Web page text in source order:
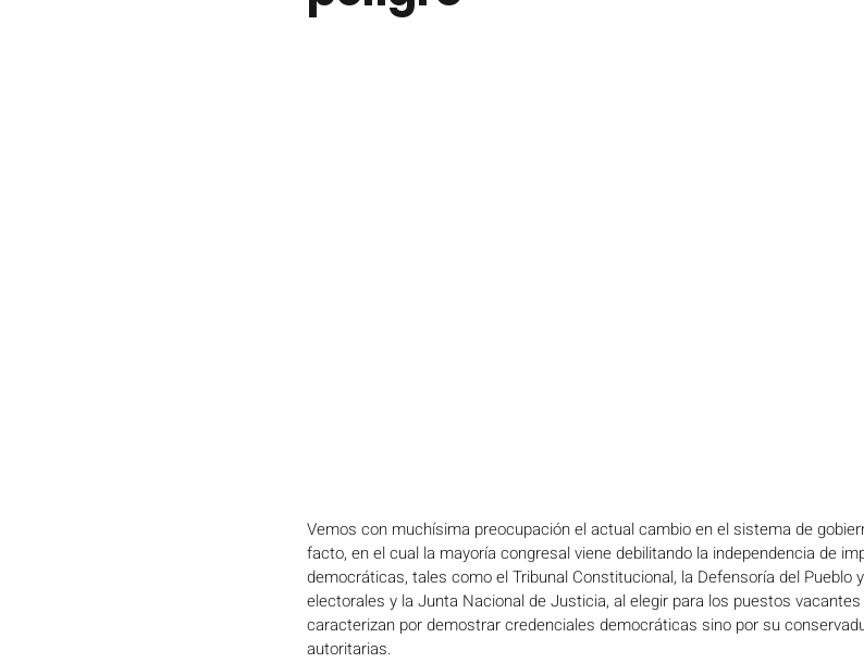
Vemos con muchísima preocupación el actual cambio en el sistema de
facto, en el cual la mayoría congresal viene debilitando la independencia de
democráticas, tales como el Tribunal Constitucional, la Defensoría del Pueblo
electorales y la Junta Nacional de Justicia, al elegir para los puestos
caracterizan por demostrar credenciales democráticas sino por su
autoritarias.